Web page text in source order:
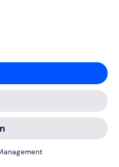
Ausgabe 17/2024 | Garnet Manecke